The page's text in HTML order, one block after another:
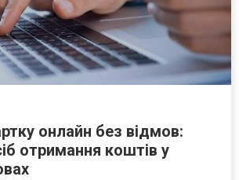
онлайн без відмов:
отримання коштів у